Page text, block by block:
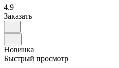
4.9
Заказать
Новинка
Быстрый просмотр